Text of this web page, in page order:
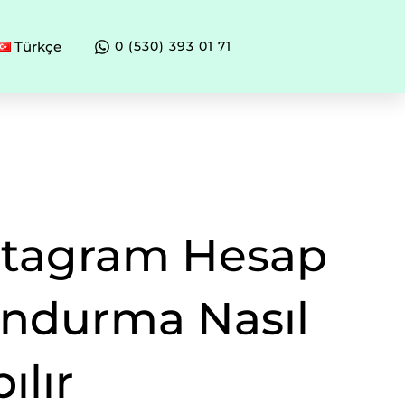
Türkçe 0 (530) 393 01 71
Hesap
Nasıl